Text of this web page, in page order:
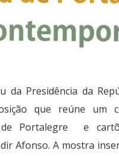
da Presidência da
que reúne um
de Portalegre e
Afonso. A mostra